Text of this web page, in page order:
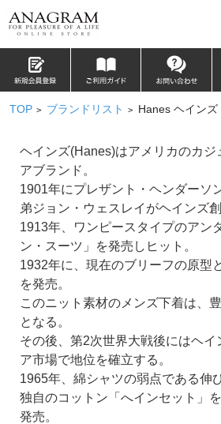
TOP > ブランドリスト > Hanes ヘインズ
ヘインズ(Hanes)はアメリカのカジ
アブランド。
1901年にプレザント・ヘンダーソ
弟ジョン・ウェスレイがヘインズ創
1913年、ワンピースタイプのアン
ン・スーツ」を発売しヒット。
1932年に、現在のブリーフの原型
を発売。
このニット素材のメンズ下着は、
となる。
その後、第2次世界大戦後にはヘイ
ア市場で地位を確立する。
1965年、綿シャツの弱点である伸
独自のコットン「へインセット」
発売。